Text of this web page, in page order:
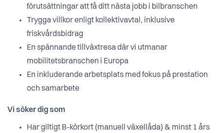
förutsättningar att få ditt nästa jobb i bilbranschen
Trygga villkor enligt kollektivavtal, inklusive
friskvårdsbidrag
En spännande tillväxtresa där vi utmanar
mobilitetsbranschen i Europa
En inkluderande arbetsplats med fokus på prestation
och samarbete
Vi söker dig som
Har giltigt B-körkort (manuell växellåda) & minst 1 års